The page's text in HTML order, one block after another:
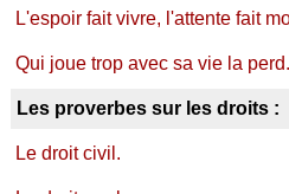
L'espoir fait vivre, l'attente fait
Qui joue trop avec sa vie la perd.
Les proverbes sur les droits :
Le droit civil.